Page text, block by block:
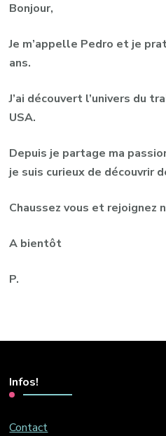
Bonjour,
Je m’appelle Pedro et je
ans.
J’ai découvert l’univers du
USA.
Depuis je partage ma
je suis curieux de découvrir
Chaussez vous et rejoignez
A bientôt
P.
Infos!
Contact